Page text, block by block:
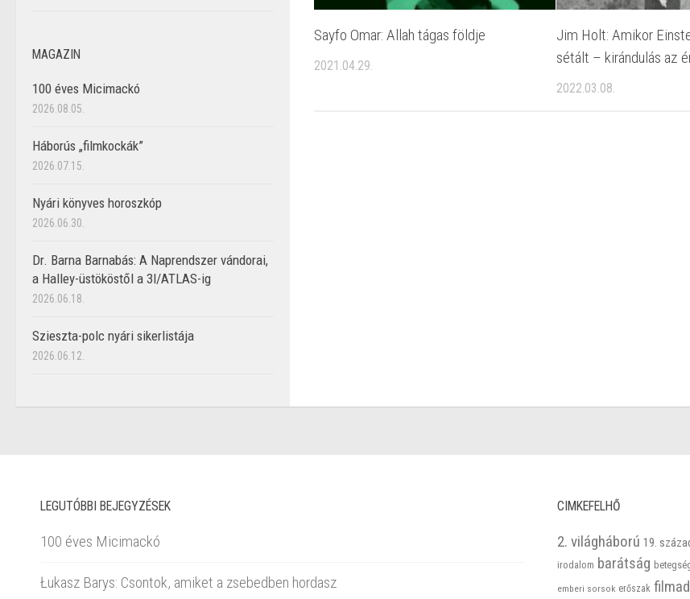
Sayfo Omar: Allah tágas földje
2021.04.29.
Jim Holt: Amikor
sétált – kirándulás az
2022.03.08.
MAGAZIN
100 éves Micimackó
2026.08.05.
Háborús „filmkockák”
2026.07.15.
Nyári könyves horoszkóp
2026.06.30.
Dr. Barna Barnabás: A Naprendszer vándorai,
a Halley-üstököstől a 3I/ATLAS-ig
2026.06.18.
Szieszta-polc nyári sikerlistája
2026.06.12.
LEGUTÓBBI BEJEGYZÉSEK
100 éves Micimackó
Łukasz Barys: Csontok, amiket a zsebedben hordasz
CIMKEFELHŐ
2. világháború 19.
irodalom barátság
emberi sorsok erőszak